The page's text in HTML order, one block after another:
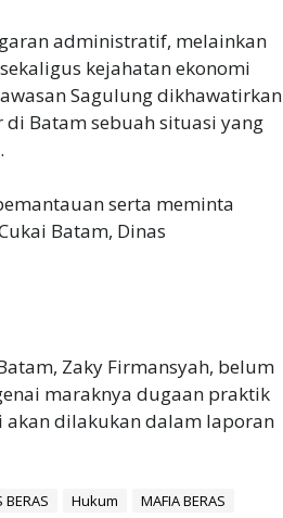
administratif, melainkan
kejahatan ekonomi
Sagulung dikhawatirkan
Batam sebuah situasi yang
serta meminta
Batam, Dinas
Zaky Firmansyah, belum
maraknya dugaan praktik
akan dilakukan dalam laporan
BERAS Hukum
MAFIA BERAS